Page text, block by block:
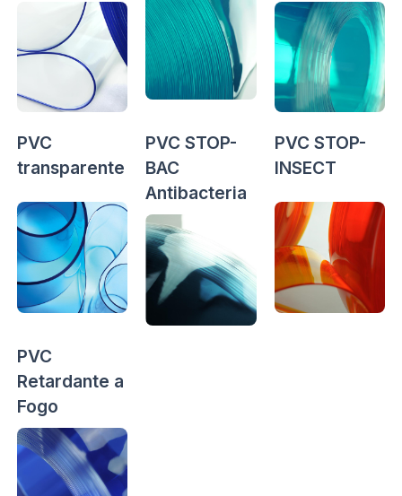
PVC
transparente
PVC STOP-
BAC
Antibacteria
PVC STOP-
INSECT
PVC
Retardante a
Fogo